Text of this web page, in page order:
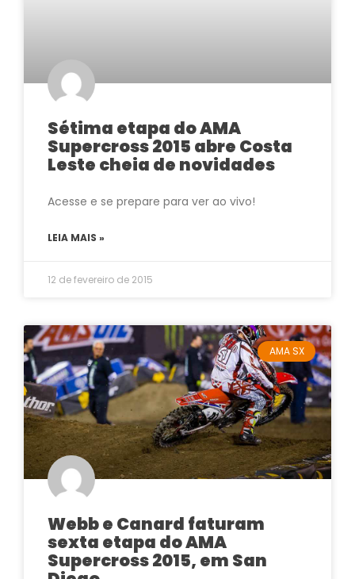
Sétima etapa do AMA
Supercross 2015 abre Costa
Leste cheia de novidades
Acesse e se prepare para ver ao vivo!
LEIA MAIS »
12 de fevereiro de 2015
AMA SX
Webb e Canard faturam
sexta etapa do AMA
Supercross 2015, em San